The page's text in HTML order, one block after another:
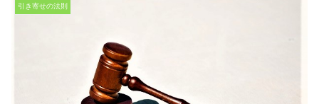
引き寄せの法則